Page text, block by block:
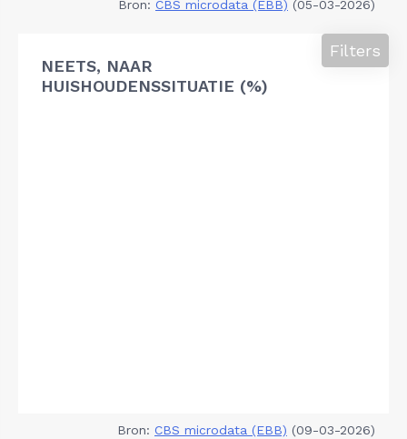
Bron: CBS microdata (EBB) (05-03-2026)
NEETS, NAAR
HUISHOUDENSSITUATIE (%)
Filters
Bron: CBS microdata (EBB) (09-03-2026)